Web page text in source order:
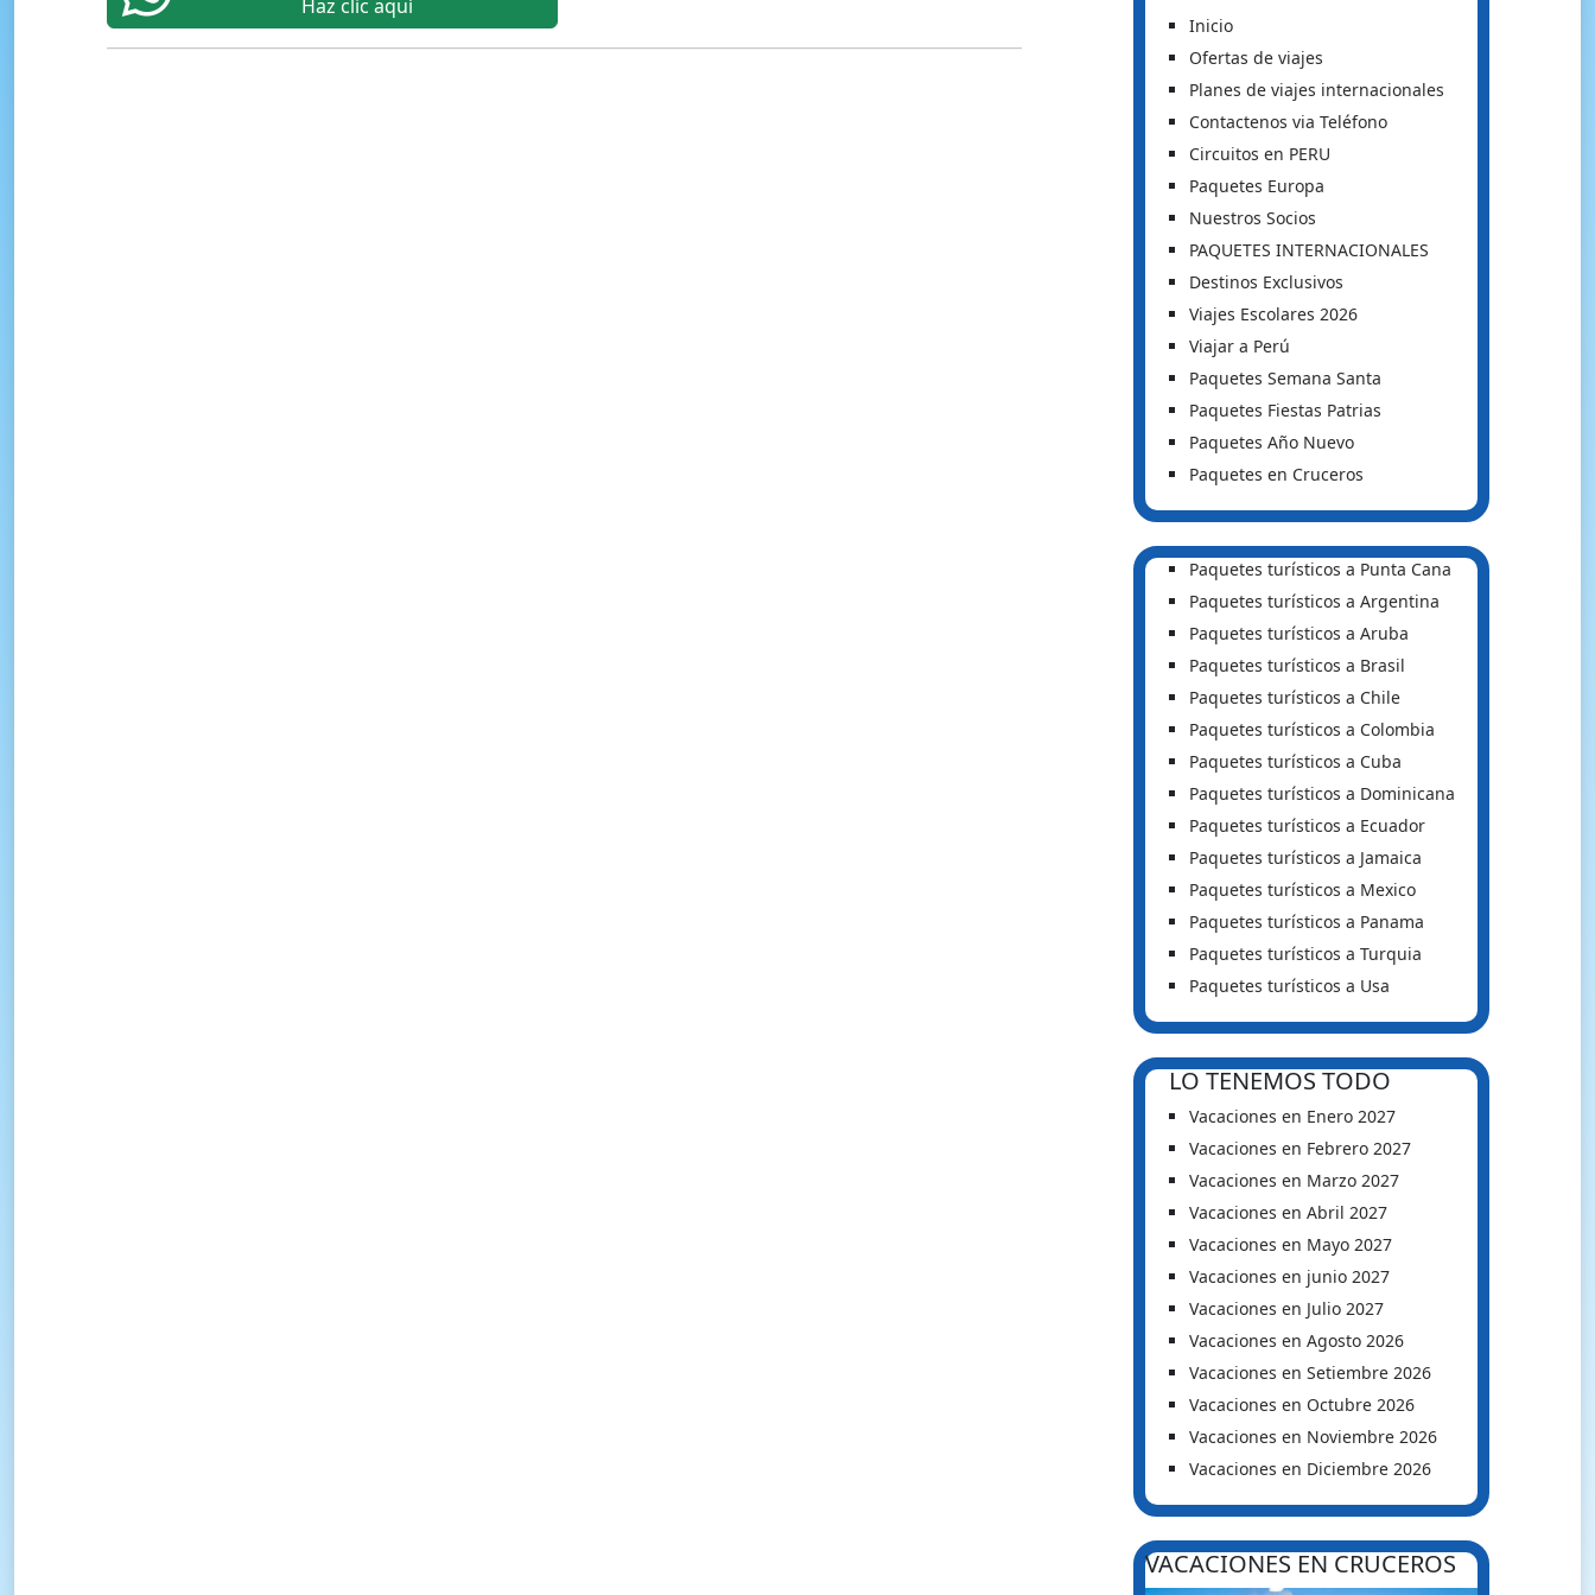
Haz clic aquí
Inicio
Ofertas de viajes
Planes de viajes internacionales
Contactenos via Teléfono
Circuitos en PERU
Paquetes Europa
Nuestros Socios
PAQUETES INTERNACIONALES
Destinos Exclusivos
Viajes Escolares 2026
Viajar a Perú
Paquetes Semana Santa
Paquetes Fiestas Patrias
Paquetes Año Nuevo
Paquetes en Cruceros
Paquetes turísticos a Punta Cana
Paquetes turísticos a Argentina
Paquetes turísticos a Aruba
Paquetes turísticos a Brasil
Paquetes turísticos a Chile
Paquetes turísticos a Colombia
Paquetes turísticos a Cuba
Paquetes turísticos a Dominicana
Paquetes turísticos a Ecuador
Paquetes turísticos a Jamaica
Paquetes turísticos a Mexico
Paquetes turísticos a Panama
Paquetes turísticos a Turquia
Paquetes turísticos a Usa
LO TENEMOS TODO
Vacaciones en Enero 2027
Vacaciones en Febrero 2027
Vacaciones en Marzo 2027
Vacaciones en Abril 2027
Vacaciones en Mayo 2027
Vacaciones en junio 2027
Vacaciones en Julio 2027
Vacaciones en Agosto 2026
Vacaciones en Setiembre 2026
Vacaciones en Octubre 2026
Vacaciones en Noviembre 2026
Vacaciones en Diciembre 2026
VACACIONES EN CRUCEROS